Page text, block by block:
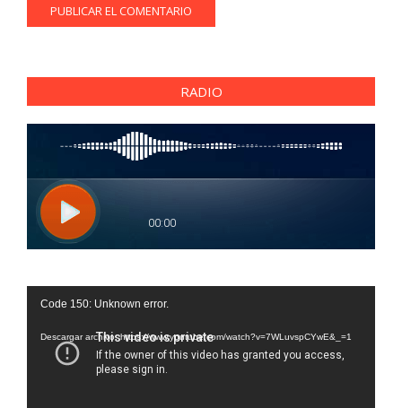
RADIO
Reproductor
vídeo
Code 150: Unknown error.
Descargar archivo: https://www.youtube.com/watch?v=7WLuvspCYwE&_=1